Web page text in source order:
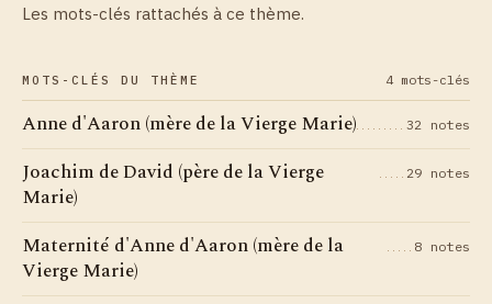
Les mots-clés rattachés à ce thème.
MOTS-CLÉS DU THÈME 4 mots-clés
Anne d'Aaron (mère de la Vierge Marie) 32 notes
Joachim de David (père de la Vierge
Marie)
29 notes
Maternité d'Anne d'Aaron (mère de la
Vierge Marie)
8 notes